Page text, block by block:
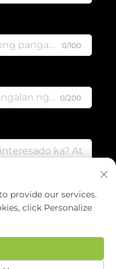
0/100
0/200
FITNESS
provide our services.
click Personalize